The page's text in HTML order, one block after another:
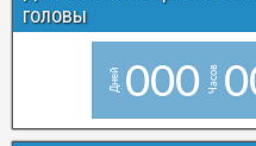
головы
Дней 000 Часов 0